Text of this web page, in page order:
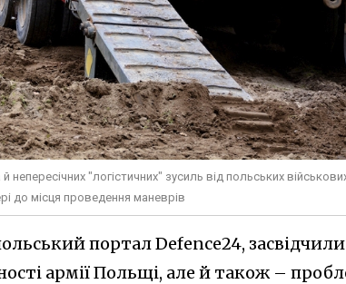
непересічних "логістичних" зусиль від польських
до місця проведення маневрів
портал Defence24,
армії Польщі, але й також –